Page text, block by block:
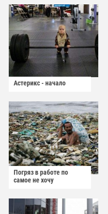
Астерикс - начало
Погряз в работе по
самое не хочу